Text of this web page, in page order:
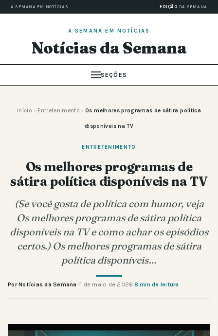
A SEMANA EM NOTÍCIAS EDIÇÃO DA SEMANA
A SEMANA EM NOTÍCIAS
Notícias da Semana
SEÇÕES
Início › Entretenimento › Os melhores programas de sátira política
disponíveis na TV
ENTRETENIMENTO
Os melhores programas de
sátira política disponíveis na TV
(Se você gosta de política com humor, veja
Os melhores programas de sátira política
disponíveis na TV e como achar os episódios
certos.) Os melhores programas de sátira
política disponíveis…
Por Notícias da Semana·11 de maio de 2026·8 min de leitura